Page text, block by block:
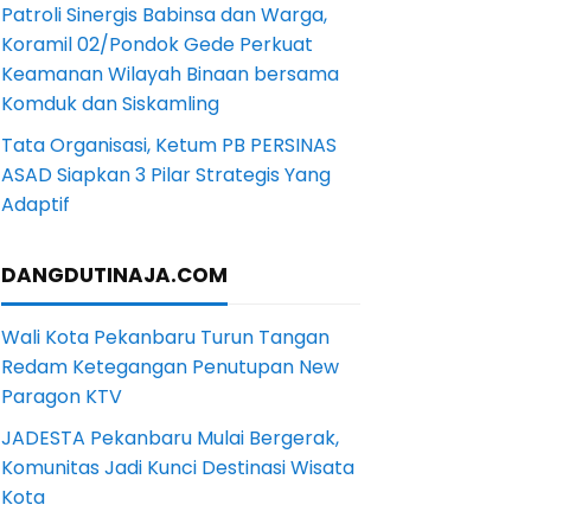
Patroli Sinergis Babinsa dan Warga,
Koramil 02/Pondok Gede Perkuat
Keamanan Wilayah Binaan bersama
Komduk dan Siskamling
Tata Organisasi, Ketum PB PERSINAS
ASAD Siapkan 3 Pilar Strategis Yang
Adaptif
DANGDUTINAJA.COM
Wali Kota Pekanbaru Turun Tangan
Redam Ketegangan Penutupan New
Paragon KTV
JADESTA Pekanbaru Mulai Bergerak,
Komunitas Jadi Kunci Destinasi Wisata
Kota